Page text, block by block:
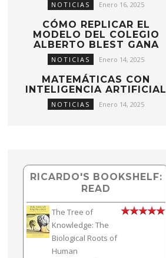
NOTICIAS Enero 16, 2025
CÓMO REPLICAR EL
MODELO DEL COLEGIO
ALBERTO BLEST GANA
NOTICIAS Enero 14, 2025
MATEMÁTICAS CON
INTELIGENCIA ARTIFICIAL
NOTICIAS Enero 14, 2025
RICARDO'S BOOKSHELF:
READ
The Tree of
Knowledge: The
Biological Roots of
Human